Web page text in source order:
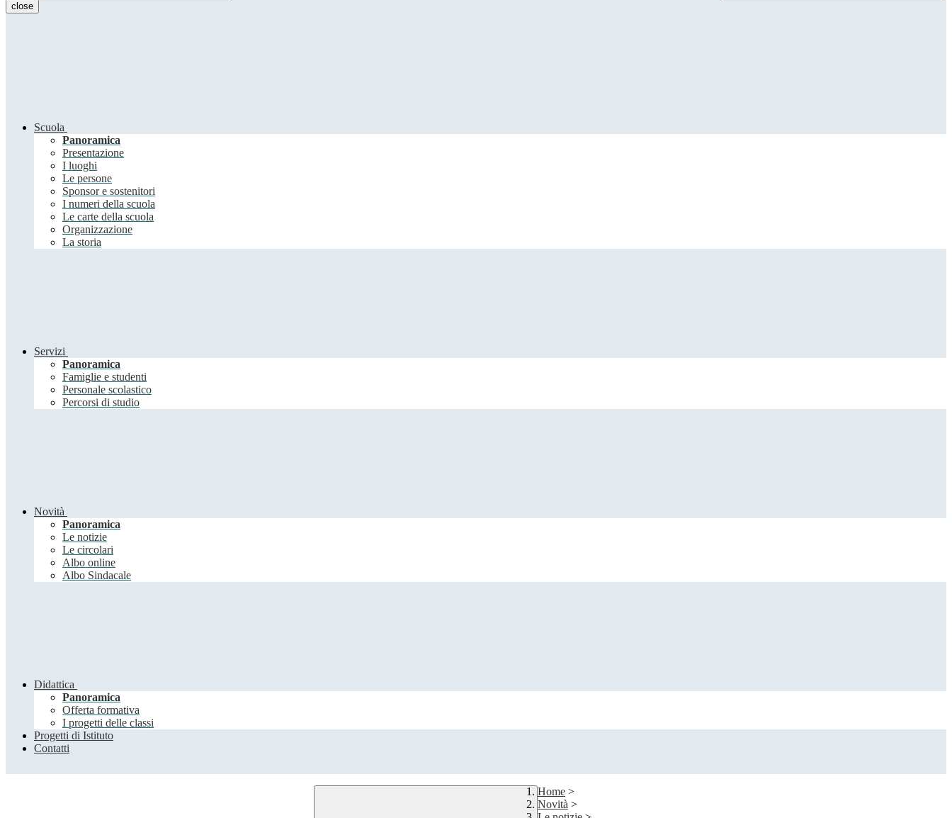
close
Scuola
Panoramica
Presentazione
I luoghi
Le persone
Sponsor e sostenitori
I numeri della scuola
Le carte della scuola
Organizzazione
La storia
Servizi
Panoramica
Famiglie e studenti
Personale scolastico
Percorsi di studio
Novità
Panoramica
Le notizie
Le circolari
Albo online
Albo Sindacale
Didattica
Panoramica
Offerta formativa
I progetti delle classi
Progetti di Istituto
Contatti
Home >
Novità >